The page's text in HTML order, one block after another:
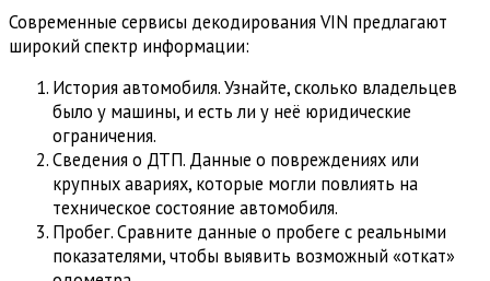
Современные сервисы декодирования VIN предлагают
широкий спектр информации:
История автомобиля. Узнайте, сколько владельцев
было у машины, и есть ли у неё юридические
ограничения.
Сведения о ДТП. Данные о повреждениях или
крупных авариях, которые могли повлиять на
техническое состояние автомобиля.
Пробег. Сравните данные о пробеге с реальными
показателями, чтобы выявить возможный «откат»